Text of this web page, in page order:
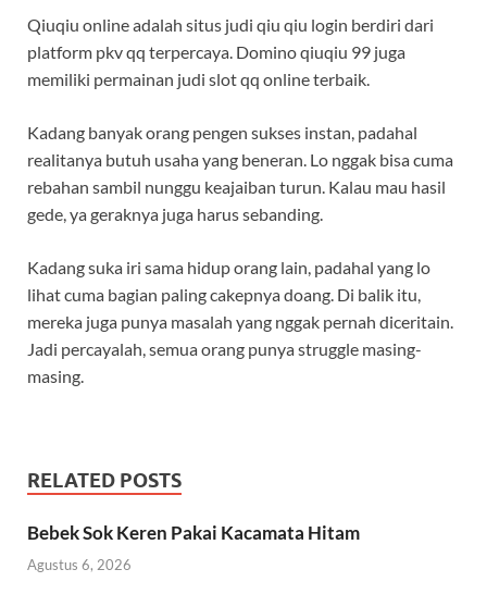
Qiuqiu online adalah situs judi qiu qiu login berdiri dari
platform pkv qq terpercaya. Domino qiuqiu 99 juga
memiliki permainan judi slot qq online terbaik.
Kadang banyak orang pengen sukses instan, padahal
realitanya butuh usaha yang beneran. Lo nggak bisa cuma
rebahan sambil nunggu keajaiban turun. Kalau mau hasil
gede, ya geraknya juga harus sebanding.
Kadang suka iri sama hidup orang lain, padahal yang lo
lihat cuma bagian paling cakepnya doang. Di balik itu,
mereka juga punya masalah yang nggak pernah diceritain.
Jadi percayalah, semua orang punya struggle masing-
masing.
RELATED POSTS
Bebek Sok Keren Pakai Kacamata Hitam
Agustus 6, 2026